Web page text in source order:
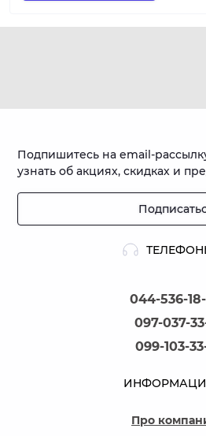
044-536-
097-037-
099-103-33-
Подпишитесь на email-
узнать об акциях, скидках и
Про